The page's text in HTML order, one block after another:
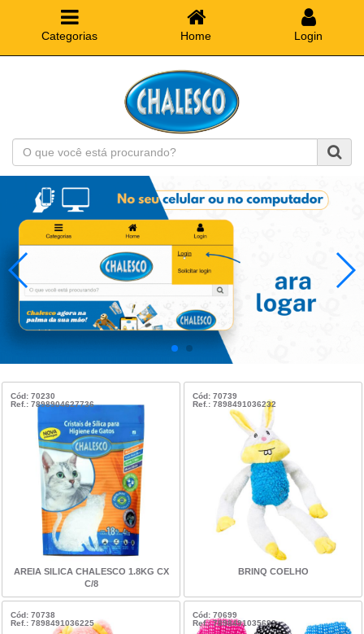
Categorias Home Login
que
você
procurando?
Cód: 70230
Ref.: 7898904627736
AREIA SILICA CHALESCO 1.8KG CX
C/8
Cód: 70739
Ref.: 7898491036232
BRINQ COELHO
Cód: 70738
Ref.: 7898491036225
Cód: 70699
Ref.: 7898491035693